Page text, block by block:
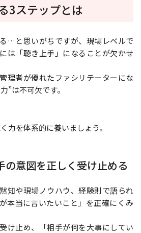
3ステップとは
…と思いがちですが、現場レベルで
は「聴き上手」になることが欠かせ
理者が優れたファシリテーターにな
”は不可欠です。
力を体系的に養いましょう。
の意図を正しく受け止める
知や現場ノウハウ、経験則で語られ
本当に言いたいこと」を正確にくみ
け止め、「相手が何を大事にしてい